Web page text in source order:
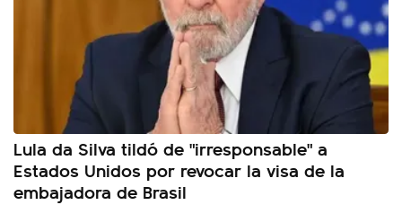
Lula da Silva tildó de "irresponsable" a
Estados Unidos por revocar la visa de la
embajadora de Brasil